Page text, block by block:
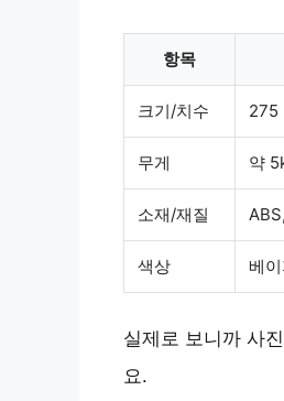
항목
크기/치수 275
무게 약
소재/재질
색상 베이
실제로 보니까 사
요.